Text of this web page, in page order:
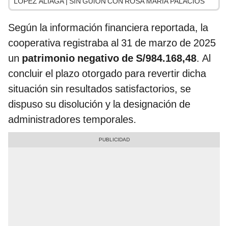
Según la información financiera reportada, la
cooperativa registraba al 31 de marzo de 2025
un patrimonio negativo de S/984.168,48. Al
concluir el plazo otorgado para revertir dicha
situación sin resultados satisfactorios, se
dispuso su disolución y la designación de
administradores temporales.